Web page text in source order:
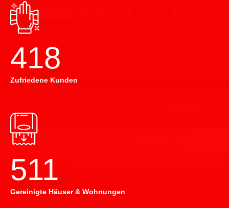
420
Zufriedene Kunden
514
Gereinigte Häuser & Wohnungen